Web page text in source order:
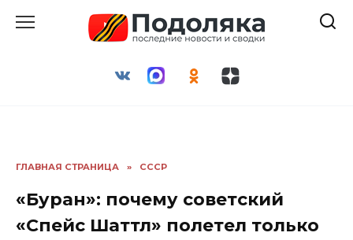
ГЛАВНАЯ СТРАНИЦА » СССР
«Буран»: почему советский
«Спейс Шаттл» полетел только